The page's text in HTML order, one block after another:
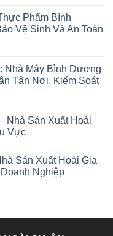
Phẩm Bình
Vệ Sinh Và An Toàn
Nhà Máy Bình Dương
Tận Nơi, Kiểm Soát
Nhà Sản Xuất Hoài
Vực
Sản Xuất Hoài Gia
Nghiệp